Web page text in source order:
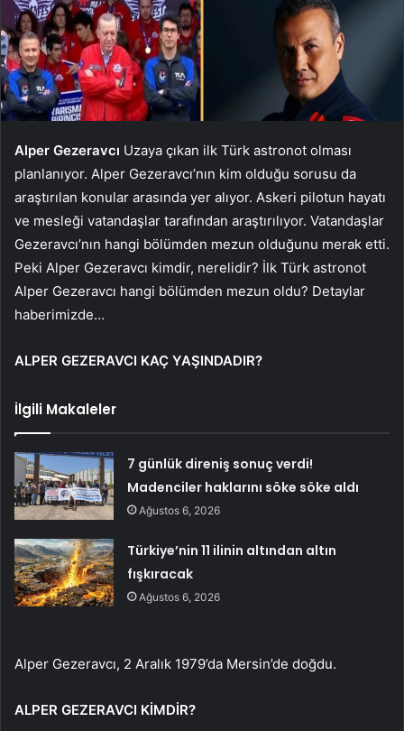
Alper Gezeravcı Uzaya çıkan ilk Türk astronot olması
planlanıyor. Alper Gezeravcı’nın kim olduğu sorusu da
araştırılan konular arasında yer alıyor. Askeri pilotun hayatı
ve mesleği vatandaşlar tarafından araştırılıyor. Vatandaşlar
Gezeravcı’nın hangi bölümden mezun olduğunu merak etti.
Peki Alper Gezeravcı kimdir, nerelidir? İlk Türk astronot
Alper Gezeravcı hangi bölümden mezun oldu? Detaylar
haberimizde…
ALPER GEZERAVCI KAÇ YAŞINDADIR?
İlgili Makaleler
7 günlük direniş sonuç verdi!
Madenciler haklarını söke söke aldı
Ağustos 6, 2026
Türkiye’nin 11 ilinin altından altın
fışkıracak
Ağustos 6, 2026
Alper Gezeravcı, 2 Aralık 1979’da Mersin’de doğdu.
ALPER GEZERAVCI KİMDİR?